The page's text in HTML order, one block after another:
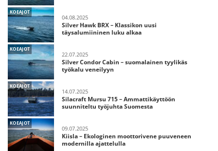
KOEAJOT
04.08.2025
Silver Hawk BRX – Klassikon uusi
täysalumiininen luku alkaa
KOEAJOT
22.07.2025
Silver Condor Cabin – suomalainen tyylikäs
työkalu veneilyyn
KOEAJOT
14.07.2025
Silacraft Mursu 715 – Ammattikäyttöön
suunniteltu työjuhta Suomesta
KOEAJOT
09.07.2025
Kiisla – Ekologinen moottorivene puuveneen
modernilla ajattelulla